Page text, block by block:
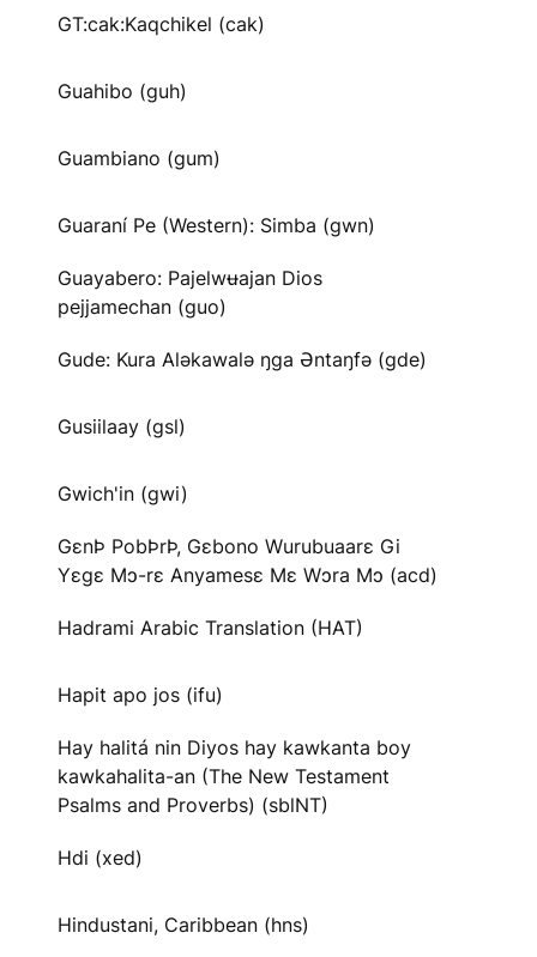
GT:cak:Kaqchikel (cak)
Guahibo (guh)
Guambiano (gum)
Guaraní Pe (Western): Simba (gwn)
Guayabero: Pajelwʉajan Dios
pejjamechan (guo)
Gude: Kura Aləkawalə ŋga Əntaŋfə (gde)
Gusiilaay (gsl)
Gwich'in (gwi)
GɛnÞ PobÞrÞ, Gɛbono Wurubuaarɛ Gi
Yɛgɛ Mɔ-rɛ Anyamesɛ Mɛ Wɔra Mɔ (acd)
Hadrami Arabic Translation (HAT)
Hapit apo jos (ifu)
Hay halitá nin Diyos hay kawkanta boy
kawkahalita-an (The New Testament
Psalms and Proverbs) (sblNT)
Hdi (xed)
Hindustani, Caribbean (hns)